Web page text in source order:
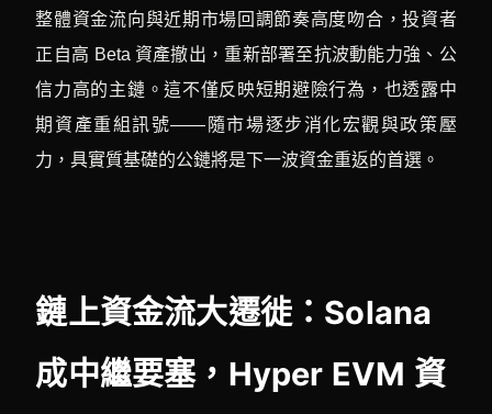
整體資金流向與近期市場回調節奏高度吻合，投資者
正自高 Beta 資產撤出，重新部署至抗波動能力強、公
信力高的主鏈。這不僅反映短期避險行為，也透露中
期資產重組訊號——隨市場逐步消化宏觀與政策壓
力，具實質基礎的公鏈將是下一波資金重返的首選。
鏈上資金流大遷徙：Solana
成中繼要塞，Hyper EVM 資